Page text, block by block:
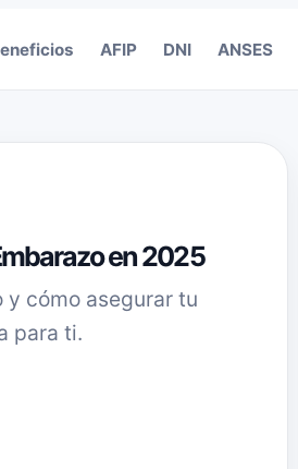
AFIP DNI ANSES
en 2025
cómo asegurar tu
para ti.